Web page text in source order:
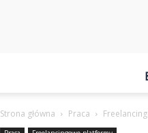
Strona główna Praca